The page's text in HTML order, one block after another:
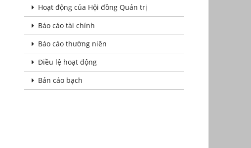
Hoạt động của Hội đồng Quản trị
Báo cáo tài chính
Báo cáo thường niên
Điều lệ hoạt động
Bản cáo bạch